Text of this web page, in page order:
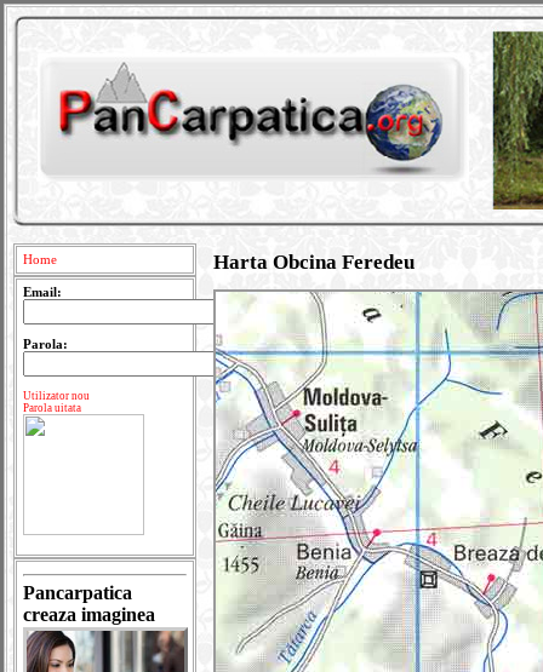
Home
Email:
Parola:
Utilizator nou
Parola uitata
Pancarpatica
creaza imaginea
Harta Obcina Feredeu